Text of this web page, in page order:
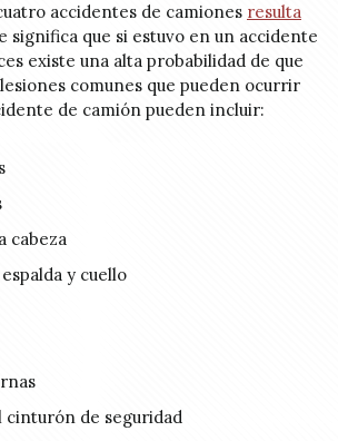
accidentes de camiones resulta
significa que si estuvo en un accidente
existe una alta probabilidad de que
comunes que pueden ocurrir
de camión pueden incluir:
cabeza
y cuello
cinturón de seguridad